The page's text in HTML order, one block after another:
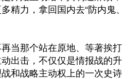
精力，拿回国内去“防内鬼、
当那个站在原地、等著挨打
出击，不仅仅是情报战的升
和战略主动权上的一次史诗